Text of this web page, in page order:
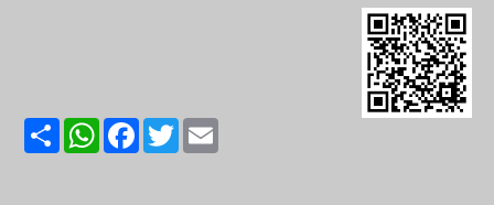
ShareWhatsApp
Facebook
Twitter